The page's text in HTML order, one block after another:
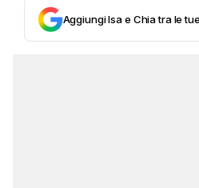
Aggiungi Isa e Chia tra le